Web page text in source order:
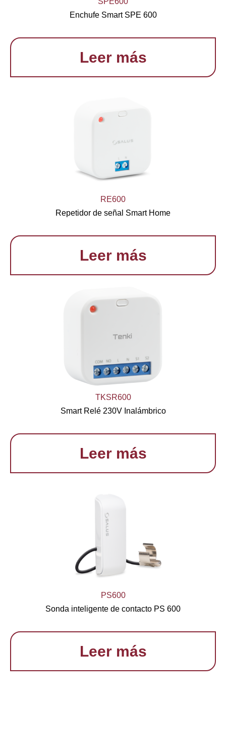
Enchufe Smart SPE 600
Leer más
Repetidor de señal Smart Home
RE600
Leer más
Smart Relé 230V Inalámbrico
TKSR600
Leer más
Sonda inteligente de contacto PS 600
PS600
Leer más